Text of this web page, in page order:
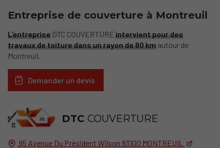
DTC COUVERTURE
95 Avenue Du Président Wilson 93100 MONTREUIL
Entreprise de couverture à Montreuil
L’entreprise DTC COUVERTURE intervient pour des
travaux de toiture dans un rayon de 80 km autour de
Montreuil.
Demander un devis